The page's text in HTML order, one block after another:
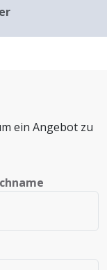
ein Angebot zu